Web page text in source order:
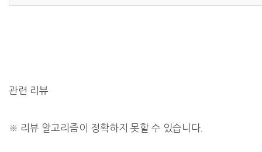
관련 리뷰
※ 리뷰 알고리즘이 정확하지 못할 수 있습니다.